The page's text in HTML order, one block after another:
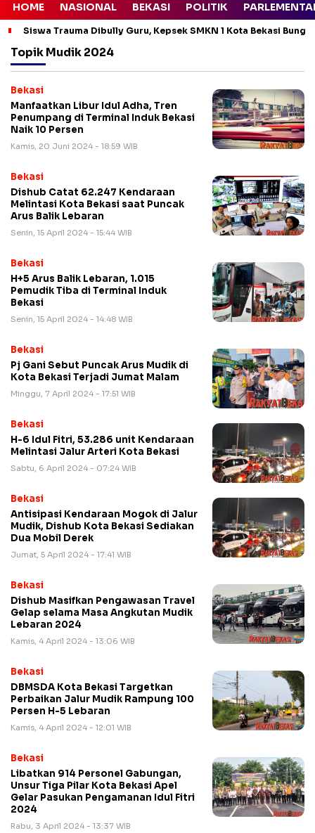
HOME NASIONAL BEKASI POLITIK
Siswa Trauma Dibully Guru, Kepsek SMKN 1 Kota Bekasi
Topik Mudik 2024
Bekasi
Manfaatkan Libur Idul Adha, Tren
Penumpang di Terminal Induk Bekasi
Naik 10 Persen
Kamis, 20 Juni 2024 - 18:59 WIB
Bekasi
Dishub Catat 62.247 Kendaraan
Melintasi Kota Bekasi saat Puncak
Arus Balik Lebaran
Senin, 15 April 2024 - 15:44 WIB
Bekasi
H+5 Arus Balik Lebaran, 1.015
Pemudik Tiba di Terminal Induk
Bekasi
Senin, 15 April 2024 - 14:48 WIB
Bekasi
Pj Gani Sebut Puncak Arus Mudik di
Kota Bekasi Terjadi Jumat Malam
Minggu, 7 April 2024 - 17:51 WIB
Bekasi
H-6 Idul Fitri, 53.286 unit Kendaraan
Melintasi Jalur Arteri Kota Bekasi
Sabtu, 6 April 2024 - 07:24 WIB
Bekasi
Antisipasi Kendaraan Mogok di Jalur
Mudik, Dishub Kota Bekasi Sediakan
Dua Mobil Derek
Jumat, 5 April 2024 - 17:41 WIB
Bekasi
Dishub Masifkan Pengawasan Travel
Gelap selama Masa Angkutan Mudik
Lebaran 2024
Kamis, 4 April 2024 - 13:06 WIB
Bekasi
DBMSDA Kota Bekasi Targetkan
Perbaikan Jalur Mudik Rampung 100
Persen H-5 Lebaran
Kamis, 4 April 2024 - 12:01 WIB
Bekasi
Libatkan 914 Personel Gabungan,
Unsur Tiga Pilar Kota Bekasi Apel
Gelar Pasukan Pengamanan Idul Fitri
2024
Rabu, 3 April 2024 - 13:37 WIB